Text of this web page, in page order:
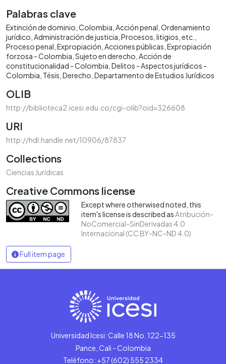
Palabras clave
Extinción de dominio Colombia Acción penal Ordenamiento
jurídico Administración de justicia Procesos, litigios, etc.
Proceso penal Expropiación Acciones públicas Expropiación
forzosa - Colombia Sujeto en derecho Acción de
constitucionalidad - Colombia Delitos - Aspectos jurídicos -
Colombia Tésis Derecho Departamento de Estudios Jurídicos
OLIB
http://biblioteca2.icesi.edu.co/cgi-olib?oid=326608
URI
http://hdl.handle.net/10906/87837
Collections
Ciencias Jurídicas
Creative Commons license
Except where otherwised noted, this
item's license is described asAtribución-
NoComercial-SinDerivadas 4.0
Internacional (CC BY-NC-ND 4.0)
Full item page
Universidad Icesi: Calle 18 No. 122-135
Pance, Cali - Colombia
Teléfono: +57 (602) 555 2334